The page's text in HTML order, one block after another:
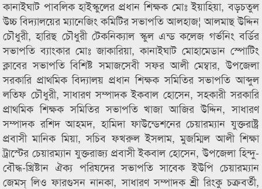
কানাইঘাট পাবলিক হাইস্কুলের প্রধান শিক্ষক মোঃ ইয়াহিয়া, বড়চতুল
উচ্চ বিদ্যালয়ের ম্যানেজিং কমিটির সভাপতি আলহাজ¦ আলমাছ উদ্দিন
চৌধুরী, হারিছ চৌধুরী টেকনিক্যাল স্কুল এন্ড কলেজ গর্ভনিং বর্ডির
সভাপতি ব্যাংকার মোঃ জাকারিয়া, কানাইঘাট মোহামেডান স্পোটিং
ক্লাবের সভাপতি বিশিষ্ট সমাজসেবী সফর আলী মেম্বার, উপজেলা
সরকারি প্রাথমিক বিদ্যালয় প্রধান শিক্ষক সমিতির সভাপতি আব্দুল
লতিফ চৌধুরী, সাধারণ সম্পাদক ইকবাল হোসেন, সহকারী সরকারি
প্রাথমিক শিক্ষক সমিতির সভাপতি খাজা আজির উদ্দিন, সাধারণ
সম্পাদক রশিদ আহমদ, হামিদা ফাউন্ডেশনের চেয়ারম্যান যুক্তরাষ্ট্র
প্রবাসী মানিক মিয়া, সচিব ফখরুল ইসলাম, মুজম্মিল আলী শিক্ষা
ট্রাস্টের চেয়ারম্যান যুক্তরাজ্য প্রবাসী ইকবাল হোসেন, উপজেলা হিন্দু-
বৌদ্ধ-খ্রিষ্টান ঐক্য পরিষদের সভাপতি সাবেক ইউপি চেয়ারম্যান
জেমস্ লিও ফারগুসন নানকা, সাধারণ সম্পাদক শ্রী রিংকু চক্রবর্তী,